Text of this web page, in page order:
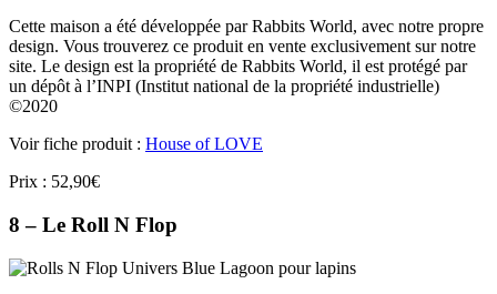
Cette maison a été développée par Rabbits World, avec notre propre
design. Vous trouverez ce produit en vente exclusivement sur notre
site. Le design est la propriété de Rabbits World, il est protégé par
un dépôt à l’INPI (Institut national de la propriété industrielle)
©2020
Voir fiche produit : House of LOVE
Prix : 52,90€
8 – Le Roll N Flop